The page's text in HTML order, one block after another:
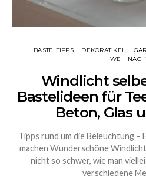
BASTELTIPPS DEKORATIKEL
Windlicht
Bastelideen für
Beton, Glas
Tipps rund um die Beleuchtung –
machen Wunderschöne
nicht so schwer, wie man
verschiedene